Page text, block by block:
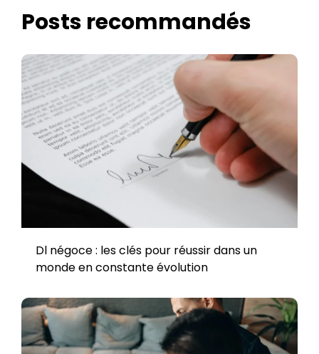
Posts recommandés
Dl négoce : les clés pour réussir dans un
monde en constante évolution